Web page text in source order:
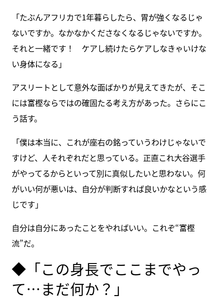
「たぶんアフリカで1年暮らしたら、胃が強くなるじゃ
ないですか。なかなかくださなくなるじゃないですか。
それと一緒です！ ケアし続けたらケアしなきゃいけな
い身体になる」
アスリートとして意外な面ばかりが見えてきたが、そこ
には富樫ならではの確固たる考え方があった。さらにこ
う話す。
「僕は本当に、これが座右の銘っていうわけじゃないで
すけど、人それぞれだと思っている。正直これ大谷選手
がやってるからといって別に真似したいと思わない。何
がいい何が悪いは、自分が判断すれば良いかなという感
じです」
自分は自分にあったことをやればいい。これぞ“富樫
流”だ。
◆「この身長でここまでやっ
て…まだ何か？」